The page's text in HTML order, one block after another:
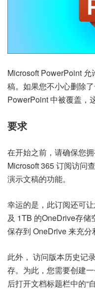
Microsoft PowerPoint
稿。如果您不小心删除
PowerPoint 中被覆盖，
要求
在开始之前，请确保您
Microsoft 365 订阅访问
演示文稿的功能。
幸运的是，此订阅还可
及 1TB 的OneDrive存储
保存到 OneDrive 来充分
此外， 访问版本历史记
存。为此，您需要创建
后打开文档标题栏中的“